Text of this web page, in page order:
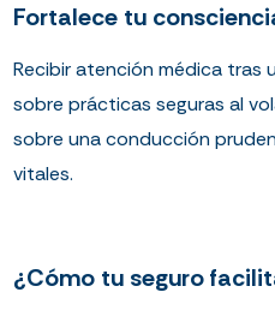
Fortalece tu
Recibir atención médica tras
sobre prácticas seguras al
sobre una conducción
vitales.
¿Cómo tu seguro